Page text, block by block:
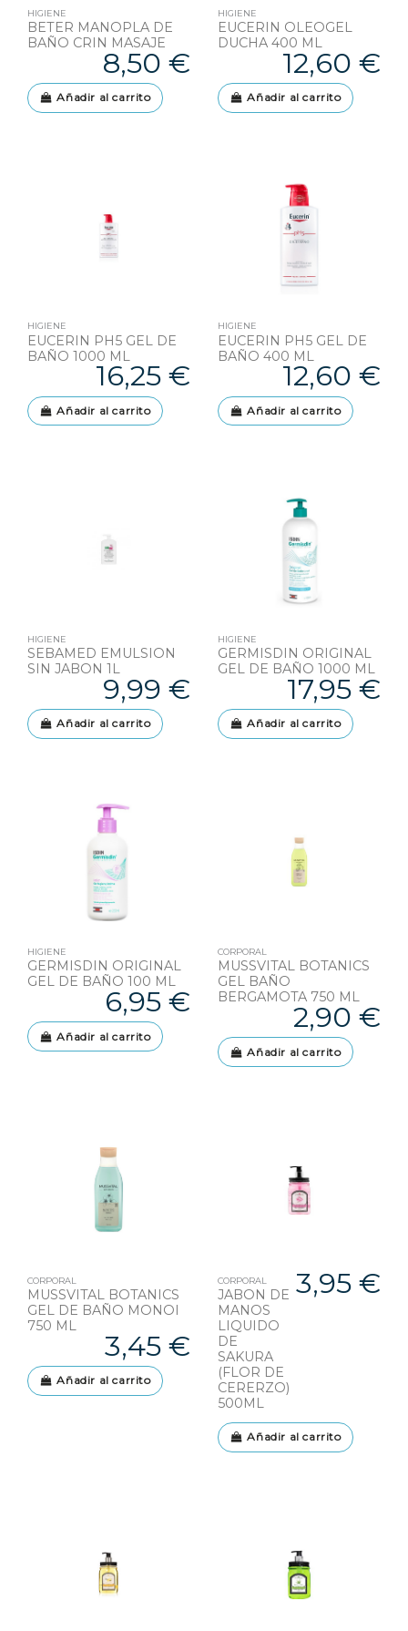
HIGIENE
BETER MANOPLA DE
BAÑO CRIN MASAJE
8,50 €
Añadir al carrito
HIGIENE
EUCERIN OLEOGEL
DUCHA 400 ML
12,60 €
Añadir al carrito
HIGIENE
EUCERIN PH5 GEL DE
BAÑO 1000 ML
16,25 €
Añadir al carrito
HIGIENE
EUCERIN PH5 GEL DE
BAÑO 400 ML
12,60 €
Añadir al carrito
HIGIENE
SEBAMED EMULSION
SIN JABON 1L
9,99 €
Añadir al carrito
HIGIENE
GERMISDIN ORIGINAL
GEL DE BAÑO 1000 ML
17,95 €
Añadir al carrito
HIGIENE
GERMISDIN ORIGINAL
GEL DE BAÑO 100 ML
6,95 €
Añadir al carrito
CORPORAL
MUSSVITAL BOTANICS
GEL BAÑO
BERGAMOTA 750 ML
2,90 €
Añadir al carrito
CORPORAL
MUSSVITAL BOTANICS
GEL DE BAÑO MONOI
750 ML
3,45 €
Añadir al carrito
CORPORAL
JABON DE
MANOS
LIQUIDO
DE
SAKURA
(FLOR DE
CERERZO)
500ML
3,95 €
Añadir al carrito